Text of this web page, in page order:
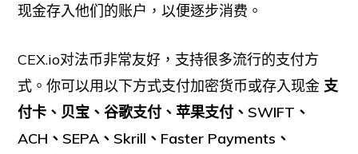
现金存入他们的账户，以便逐步消费。
CEX.io对法币非常友好，支持很多流行的支付方
式。你可以用以下方式支付加密货币或存入现金 支
付卡、贝宝、谷歌支付、苹果支付、SWIFT、
ACH、SEPA、Skrill、Faster Payments、